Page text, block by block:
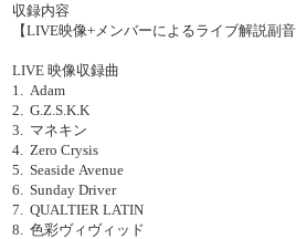
収録内容
【LIVE映像+メンバーによるライブ解説副
LIVE 映像収録曲
1. Adam
2. G.Z.S.K.K
3. マネキン
4. Zero Crysis
5. Seaside Avenue
6. Sunday Driver
7. QUALTIER LATIN
8. 色彩ヴィヴィッド